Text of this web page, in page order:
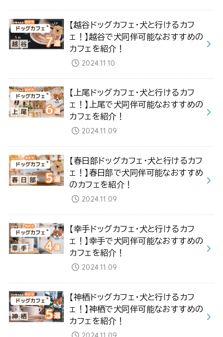
【越谷ドッグカフェ・犬と行けるカフ
ェ！】越谷で犬同伴可能なおすすめの
カフェを紹介！
2024.11.10
【上尾ドッグカフェ・犬と行けるカフ
ェ！】上尾で犬同伴可能なおすすめの
カフェを紹介！
2024.11.09
【春日部ドッグカフェ・犬と行けるカフ
ェ！】春日部で犬同伴可能なおすすめ
のカフェを紹介！
2024.11.09
【幸手ドッグカフェ・犬と行けるカフ
ェ！】幸手で犬同伴可能なおすすめの
カフェを紹介！
2024.11.09
【神栖ドッグカフェ・犬と行けるカフ
ェ！】神栖で犬同伴可能なおすすめの
カフェを紹介！